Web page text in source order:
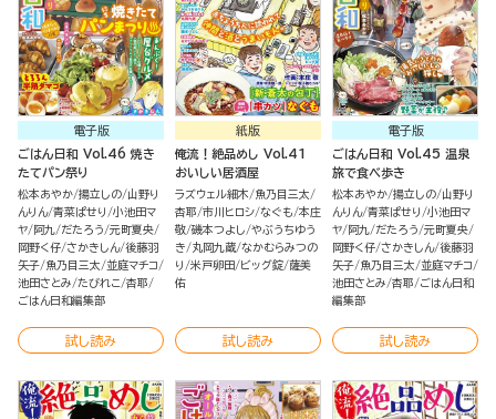
電子版
ごはん日和 Vol.46 焼き
たてパン祭り
松本あやか 揚立しの 山野り
んりん 青菜ぱせり
小池田マ
ヤ 阿九 だたろう 元町夏央
岡野く仔 さかきしん 後藤羽
矢子 魚乃目三太
並庭マチコ
池田さとみ たびれこ 杏耶
ごはん日和編集部
試し読み
紙版
俺流！絶品めし Vol.41
おいしい居酒屋
ラズウェル細木
魚乃目三太
杏耶 市川ヒロシ なぐも 本庄
敬 磯本つよし やぶうちゆう
き
丸岡九蔵 なかむらみつの
り
米戸卵田 ビッグ錠 薩美
佑
試し読み
電子版
ごはん日和 Vol.45 温泉
旅で食べ歩き
松本あやか 揚立しの 山野り
んりん 青菜ぱせり
小池田マ
ヤ 阿九 だたろう 元町夏央
岡野く仔 さかきしん 後藤羽
矢子 魚乃目三太
並庭マチコ
池田さとみ 杏耶
ごはん日和
編集部
試し読み